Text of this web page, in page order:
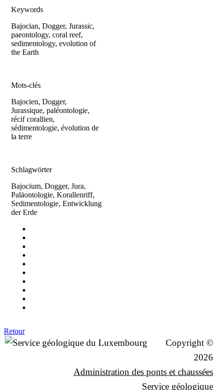
Keywords
Bajocian, Dogger, Jurassic,
paeontology, coral reef,
sedimentology, evolution of
the Earth
Mots-clés
Bajocien, Dogger,
Jurassique, paléontologie,
récif corallien,
sédimentologie, évolution de
la terre
Schlagwörter
Bajocium, Dogger, Jura,
Paläontologie, Korallenriff,
Sedimentologie, Entwicklung
der Erde
Retour
Copyright ©
2026
Administration des ponts et chaussées
Service géologique